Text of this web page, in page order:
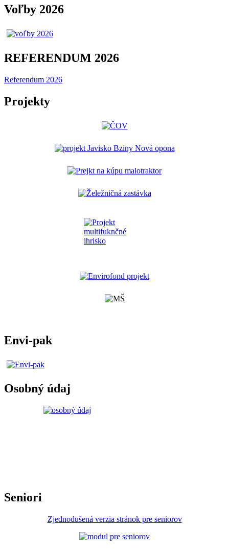
Voľby 2026
REFERENDUM 2026
Referendum 2026
Projekty
Envi-pak
Osobný údaj
Seniori
Zjednodušená verzia stránok pre seniorov